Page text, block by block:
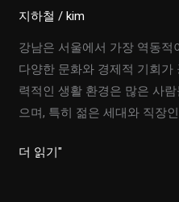
지하철 /kim
강남은 서울에서 가장 역동적
다양한 문화와 경제적 기회가
력적인 생활 환경은 많은 사
으며, 특히 젊은 세대와 직장
강
더 읽기"